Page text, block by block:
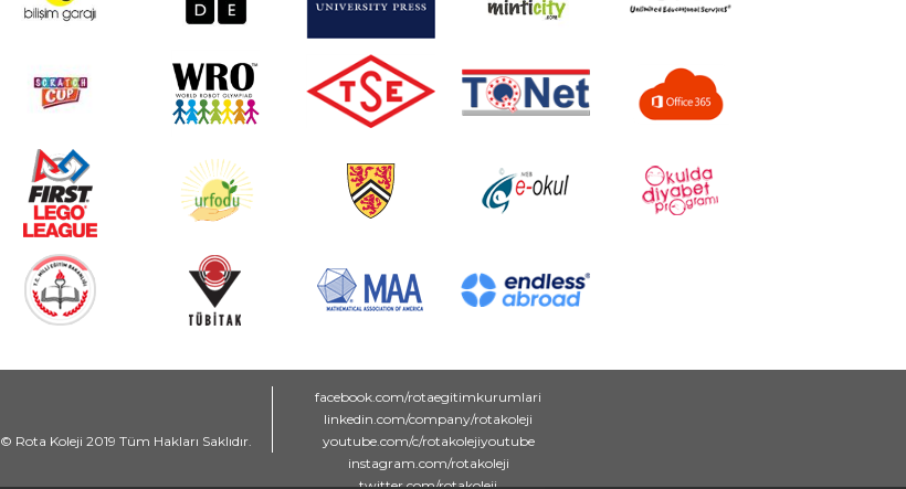
© Rota Koleji 2019 Tüm Hakları Saklıdır.
facebook.com/rotaegitimkurumlari
linkedin.com/company/rotakoleji
youtube.com/c/rotakolejiyoutube
instagram.com/rotakoleji
twitter.com/rotakoleji